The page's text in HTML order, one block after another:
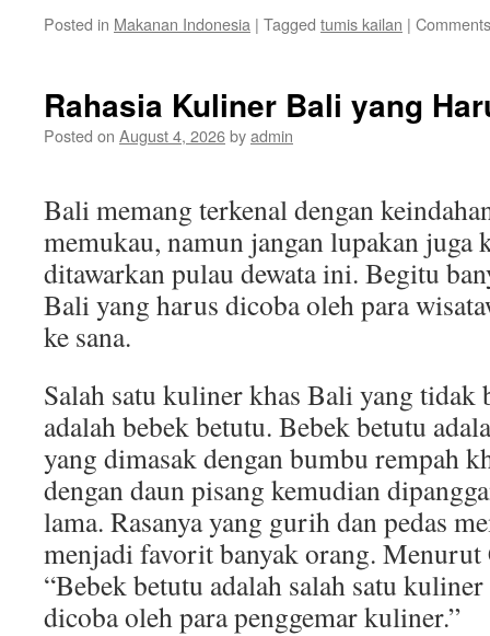
Posted in Makanan Indonesia | Tagged tumis kailan |
Rahasia Kuliner Bali yang
Posted on August 4, 2026byadmin
Bali memang terkenal dengan
memukau, namun jangan lupakan juga
ditawarkan pulau dewata ini. Begitu
Bali yang harus dicoba oleh para
ke sana.
Salah satu kuliner khas Bali yang tidak
adalah bebek betutu. Bebek betutu
yang dimasak dengan bumbu rempah
dengan daun pisang kemudian
lama. Rasanya yang gurih dan pedas
menjadi favorit banyak orang.
“Bebek betutu adalah salah satu
dicoba oleh para penggemar kuliner.”